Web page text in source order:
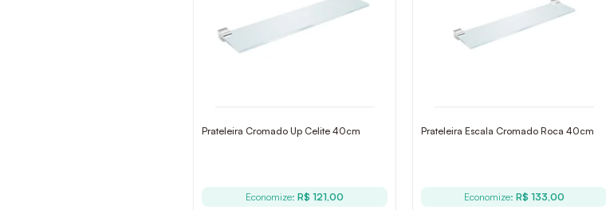
Prateleira Cromado Up Celite 40cm
Economize: R$ 121,00
Prateleira Escala Cromado Roca 40cm
Economize: R$ 133,00